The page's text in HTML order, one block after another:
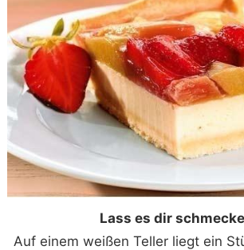
Lass es dir
Auf einem weißen Teller liegt ein